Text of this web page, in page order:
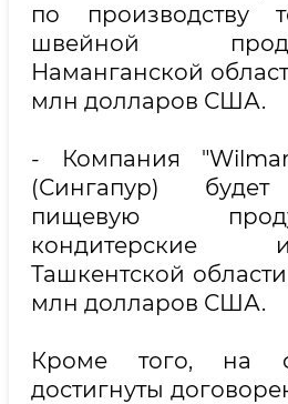
по производству
швейной
Наманганской
млн долларов США.
- Компания
(Сингапур) будет
пищевую
Ташкентской
млн долларов США.
Кроме того, на
достигнуты